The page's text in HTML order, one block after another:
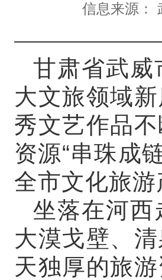
信息来源：
甘肃省武威
大文旅领域
秀文艺作品
资源“串珠成
全市文化旅
坐落在河西
大漠戈壁、
天独厚的旅